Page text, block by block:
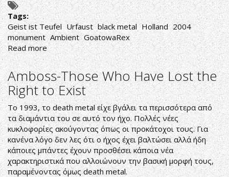
Tags:
Geist ist Teufel Urfaust black metal Holland 2004
monument Ambient GoatowaRex
Read more about
Urfaust-
Geist
ist
Teufel
Amboss-Those Who Have Lost the
Right to Exist
To 1993, το death metal είχε βγάλει τα περισσότερα από
τα διαμάντια του σε αυτό τον ήχο. Πολλές νέες
κυκλοφορίες ακούγοντας όπως οι προκάτοχοι τους. Για
κανένα λόγο δεν λες ότι ο ήχος έχει βαλτώσει αλλά ήδη
κάποιες μπάντες έχουν προσθέσει κάποια νέα
χαρακτηριστικά που αλλοιώνουν την βασική μορφή τους,
παραμένοντας όμως death metal.